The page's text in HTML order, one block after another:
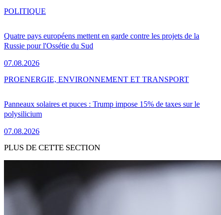
Quatre pays européens mettent en garde contre les projets de la
Russie pour l'Ossétie du Sud
07.08.2026
POLITIQUE
Panneaux solaires et puces : Trump impose 15% de taxes sur le
polysilicium
07.08.2026
PROENERGIE, ENVIRONNEMENT ET TRANSPORT
PLUS DE CETTE SECTION